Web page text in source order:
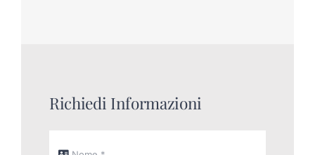
Richiedi Informazioni